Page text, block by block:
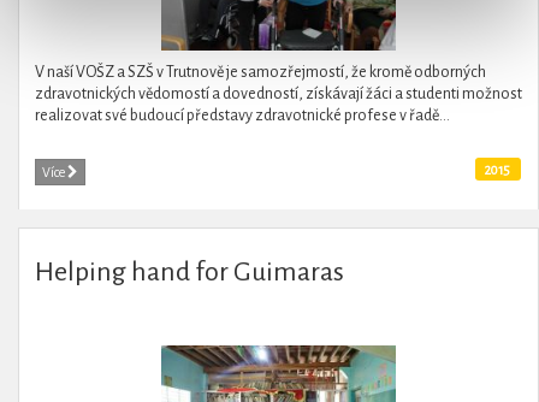
V naší VOŠZ a SZŠ v Trutnově je samozřejmostí, že kromě odborných
zdravotnických vědomostí a dovedností, získávají žáci a studenti možnost
realizovat své budoucí představy zdravotnické profese v řadě...
Více 2015
Helping hand for Guimaras